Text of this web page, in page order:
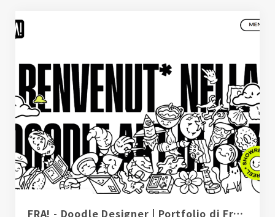
FRA! - Doodle Designer | Portfolio di Francesco Caporale